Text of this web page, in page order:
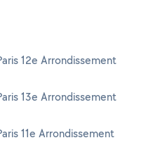
12e Arrondissement
13e Arrondissement
11e Arrondissement